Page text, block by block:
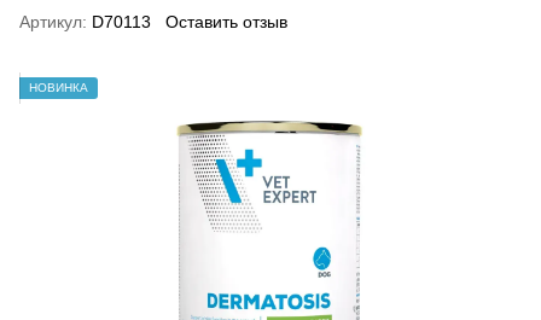
Артикул: D70113 Оставить отзыв
НОВИНКА